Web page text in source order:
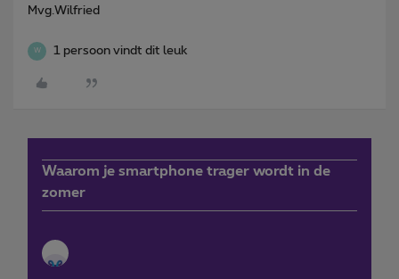
Mvg.Wilfried
W 1 persoon vindt dit leuk
Waarom je smartphone trager wordt in de
zomer